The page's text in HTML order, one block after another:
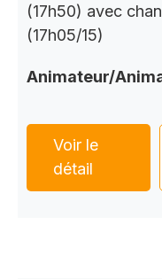
(17h50) avec
(17h05/15)
Animateur/
Voir le
détail